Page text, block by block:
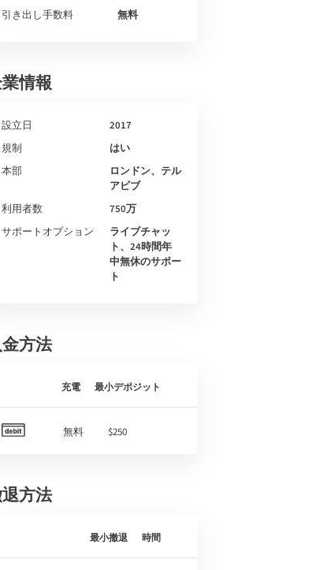
引き出し手数料
無料
情報
設立日
2017
規制
はい
本部
ロンドン、テル
アビブ
利用者数
750万
サポートオプション
ライブチャッ
ト、24時間年
中無休のサポー
ト
方法
充電 最小デポジット
無料 $250
方法
最小撤退 時間